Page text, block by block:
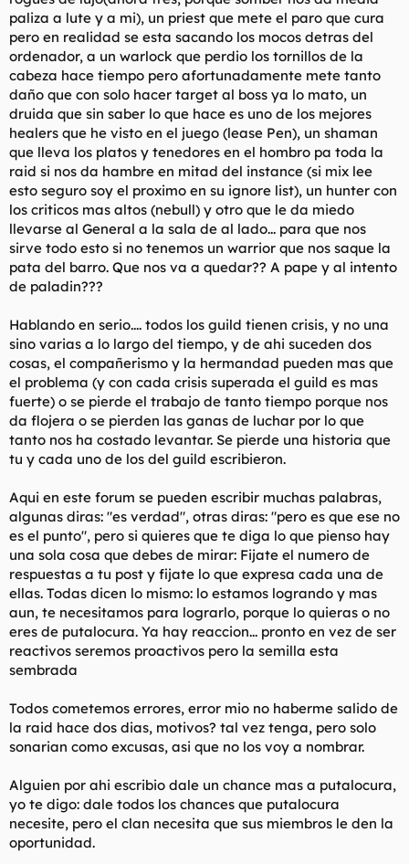
paliza a lute y a mi), un priest que mete el paro que cura
pero en realidad se esta sacando los mocos detras del
ordenador, a un warlock que perdio los tornillos de la
cabeza hace tiempo pero afortunadamente mete tanto
daño que con solo hacer target al boss ya lo mato, un
druida que sin saber lo que hace es uno de los mejores
healers que he visto en el juego (lease Pen), un shaman
que lleva los platos y tenedores en el hombro pa toda la
raid si nos da hambre en mitad del instance (si mix lee
esto seguro soy el proximo en su ignore list), un hunter con
los criticos mas altos (nebull) y otro que le da miedo
llevarse al General a la sala de al lado... para que nos
sirve todo esto si no tenemos un warrior que nos saque la
pata del barro. Que nos va a quedar?? A pape y al intento
de paladin???
Hablando en serio.... todos los guild tienen crisis, y no una
sino varias a lo largo del tiempo, y de ahi suceden dos
cosas, el compañerismo y la hermandad pueden mas que
el problema (y con cada crisis superada el guild es mas
fuerte) o se pierde el trabajo de tanto tiempo porque nos
da flojera o se pierden las ganas de luchar por lo que
tanto nos ha costado levantar. Se pierde una historia que
tu y cada uno de los del guild escribieron.
Aqui en este forum se pueden escribir muchas palabras,
algunas diras: "es verdad", otras diras: "pero es que ese no
es el punto", pero si quieres que te diga lo que pienso hay
una sola cosa que debes de mirar: Fijate el numero de
respuestas a tu post y fijate lo que expresa cada una de
ellas. Todas dicen lo mismo: lo estamos logrando y mas
aun, te necesitamos para lograrlo, porque lo quieras o no
eres de putalocura. Ya hay reaccion... pronto en vez de ser
reactivos seremos proactivos pero la semilla esta
sembrada
Todos cometemos errores, error mio no haberme salido de
la raid hace dos dias, motivos? tal vez tenga, pero solo
sonarian como excusas, asi que no los voy a nombrar.
Alguien por ahi escribio dale un chance mas a putalocura,
yo te digo: dale todos los chances que putalocura
necesite, pero el clan necesita que sus miembros le den la
oportunidad.